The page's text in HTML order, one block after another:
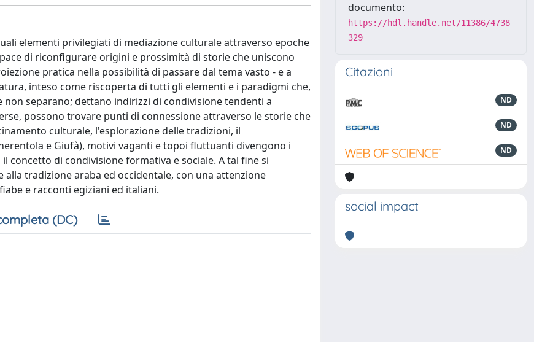
elementi privilegiati di mediazione culturale attraverso epoche
di riconfigurare origini e prossimità di storie che uniscono
pratica nella possibilità di passare dal tema vasto - e a
inteso come riscoperta di tutti gli elementi e i paradigmi che,
separano; dettano indirizzi di condivisione tendenti a
possono trovare punti di connessione attraverso le storie che
culturale, l'esplorazione delle tradizioni, il
e Giufà), motivi vaganti e topoi fluttuanti divengono i
di condivisione formativa e sociale. A tal fine si
tradizione araba ed occidentale, con una attenzione
e racconti egiziani ed italiani.
(DC)
documento:
https://hdl.handle.net/11386/4738
329
Citazioni
ND
ND
ND
social impact